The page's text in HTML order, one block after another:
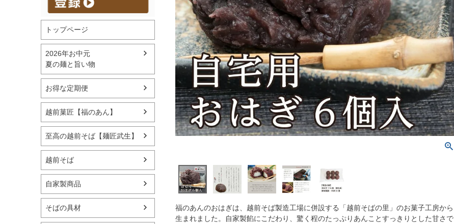
トップページ
2026年お中元
夏の麺と旨い物
お得な定期便
越前菓匠【福のあん】
至高の越前そば【麺匠武生】
越前そば
自家製商品
そばの具材
福のあんのおはぎは、越前そば製造工場に併設する「越前そばの里」のお菓子工房から
生まれました。自家製餡にこだわり、驚く程のたっぷりあんことすっきりとした甘さで